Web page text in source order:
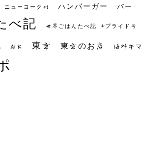
ニューヨーク州 ハンバーガー バー
べ記 世界ごはんたべ記 #プライド号
朝食 東京 東京のお店 海外キ